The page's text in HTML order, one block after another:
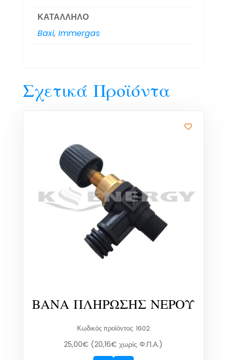
ΚΑΤΑΛΛΗΛΟ
Baxi, Immergas
Σχετικά Προϊόντα
ΒΑΝΑ ΠΛΗΡΩΣΗΣ ΝΕΡΟΥ
Κωδικός προϊόντος: 1602
25,00€ (20,16€ χωρίς Φ.Π.Α.)